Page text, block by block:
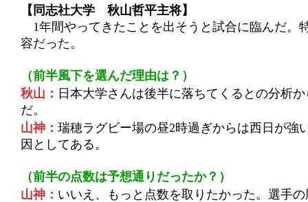
【同志社大学 秋山哲平主将】
1年間やってきたことを出そうと試合に臨んだ。
容だった。
（前半風下を選んだ理由は？）
秋山： 日本大学さんは後半に落ちてくるとの分析
だ。
山神： 瑞穂ラグビー場の昼2時過ぎからは西日が強
因としてある。
（前半の点数は予想通りだったか？）
山神： いいえ、もっと点数を取りたかった。選手